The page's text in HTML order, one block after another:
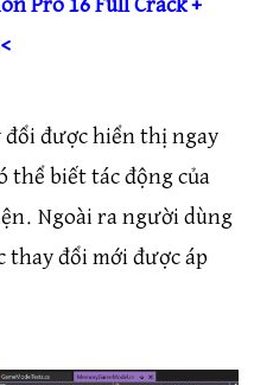
Pro 16 Full Crack +
đổi được hiển thị ngay
thể biết tác động của
Ngoài ra người dùng
thay đổi mới được áp